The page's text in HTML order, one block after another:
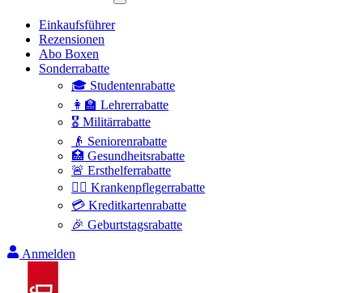
Einkaufsführer
Rezensionen
Abo Boxen
Sonderrabatte
🎓 Studentenrabatte
👩‍🏫 Lehrerrabatte
🎖️ Militärrabatte
👴 Seniorenrabatte
🏥 Gesundheitsrabatte
🚨 Ersthelferrabatte
👩‍⚕️ Krankenpflegerrabatte
💳 Kreditkartenrabatte
🎉 Geburtstagsrabatte
Anmelden